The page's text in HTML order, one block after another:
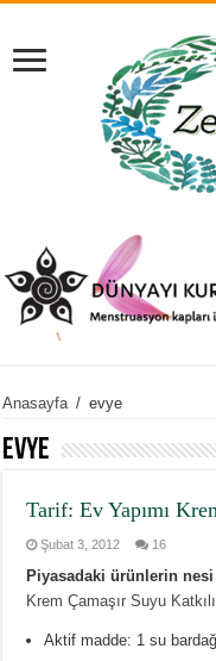
Anasayfa / evye
evye
Tarif: Ev Yapımı
Şubat 3, 2012 16
Piyasadaki ürünlerin
Krem Çamaşır Suyu Katkılı
Aktif madde: 1 su